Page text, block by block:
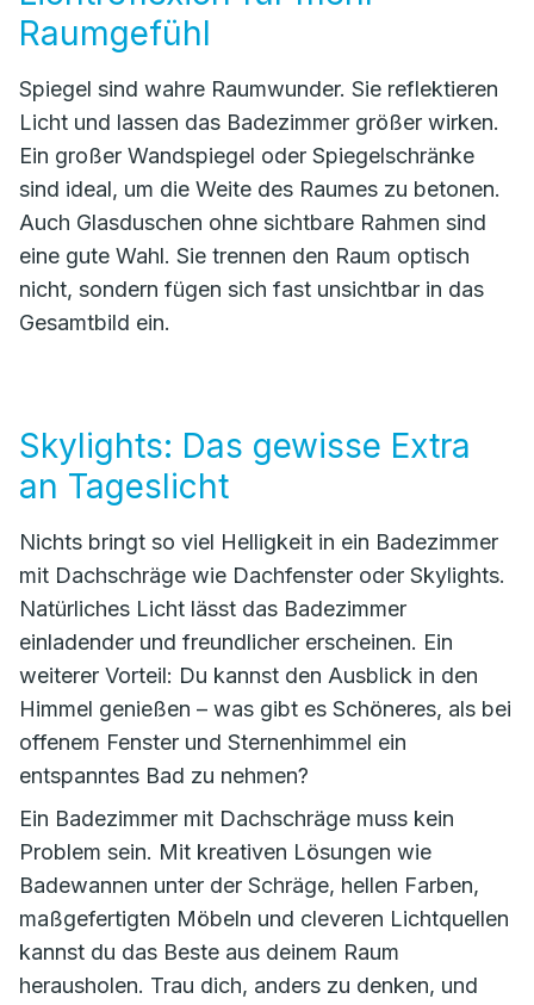
Raumgefühl
Spiegel sind wahre Raumwunder. Sie reflektieren
Licht und lassen das Badezimmer größer wirken.
Ein großer Wandspiegel oder Spiegelschränke
sind ideal, um die Weite des Raumes zu betonen.
Auch Glasduschen ohne sichtbare Rahmen sind
eine gute Wahl. Sie trennen den Raum optisch
nicht, sondern fügen sich fast unsichtbar in das
Gesamtbild ein.
Skylights: Das gewisse Extra
an Tageslicht
Nichts bringt so viel Helligkeit in ein Badezimmer
mit Dachschräge wie Dachfenster oder Skylights.
Natürliches Licht lässt das Badezimmer
einladender und freundlicher erscheinen. Ein
weiterer Vorteil: Du kannst den Ausblick in den
Himmel genießen – was gibt es Schöneres, als bei
offenem Fenster und Sternenhimmel ein
entspanntes Bad zu nehmen?
Ein Badezimmer mit Dachschräge muss kein
Problem sein. Mit kreativen Lösungen wie
Badewannen unter der Schräge, hellen Farben,
maßgefertigten Möbeln und cleveren Lichtquellen
kannst du das Beste aus deinem Raum
herausholen. Trau dich, anders zu denken, und